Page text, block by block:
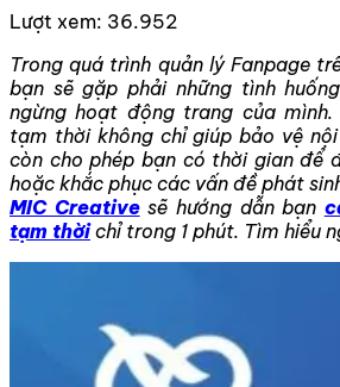
Lượt xem: 36.952
Trong quá trình quản lý Fanpage
bạn sẽ gặp phải những tình
ngừng hoạt động trang của mình.
tạm thời không chỉ giúp bảo vệ
còn cho phép bạn có thời gian để
hoặc khắc phục các vấn đề phát
MIC Creativesẽ hướng dẫn bạn
tạm thờichỉ trong 1 phút. Tìm hiểu